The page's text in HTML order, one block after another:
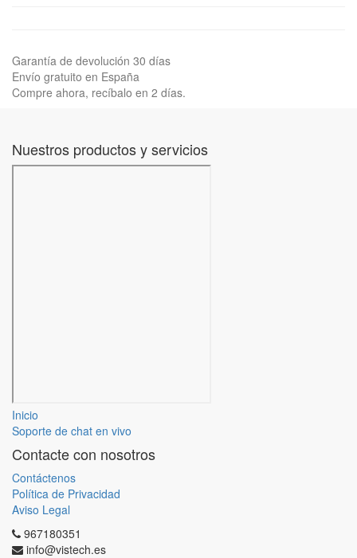
Garantía de devolución 30 días
Envío gratuito en España
Compre ahora, recíbalo en 2 días.
Nuestros productos y servicios
Inicio
Soporte de chat en vivo
Contacte con nosotros
Contáctenos
Política de Privacidad
Aviso Legal
967180351
info@vistech.es